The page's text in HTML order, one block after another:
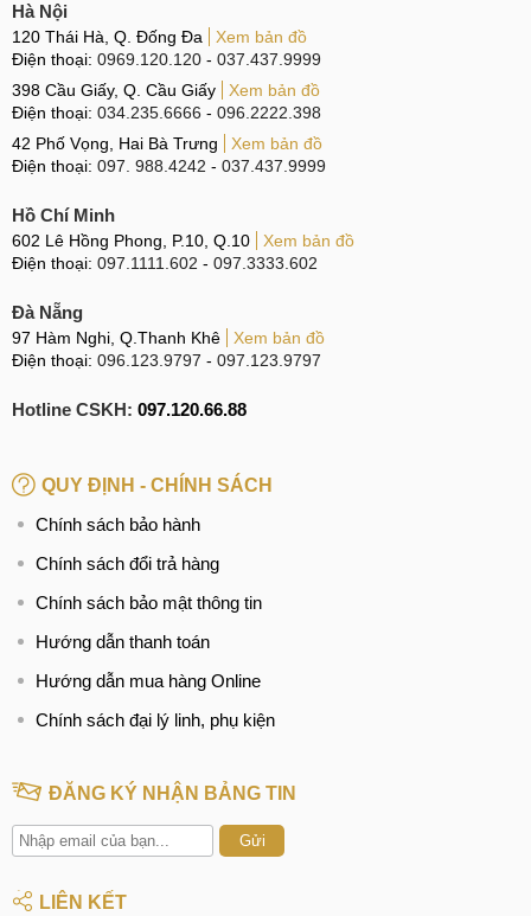
Hà Nội
120 Thái Hà, Q. Đống Đa
Xem bản đồ
Điện thoại: 0969.120.120 - 037.437.9999
398 Cầu Giấy, Q. Cầu Giấy
Xem bản đồ
Điện thoại: 034.235.6666 - 096.2222.398
42 Phố Vọng, Hai Bà Trưng
Xem bản đồ
Điện thoại: 097. 988.4242 - 037.437.9999
Hồ Chí Minh
602 Lê Hồng Phong, P.10, Q.10
Xem bản đồ
Điện thoại: 097.1111.602 - 097.3333.602
Đà Nẵng
97 Hàm Nghi, Q.Thanh Khê
Xem bản đồ
Điện thoại: 096.123.9797 - 097.123.9797
Hotline CSKH: 097.120.66.88
QUY ĐỊNH - CHÍNH SÁCH
Chính sách bảo hành
Chính sách đổi trả hàng
Chính sách bảo mật thông tin
Hướng dẫn thanh toán
Hướng dẫn mua hàng Online
Chính sách đại lý linh, phụ kiện
ĐĂNG KÝ NHẬN BẢNG TIN
Gửi
LIÊN KẾT